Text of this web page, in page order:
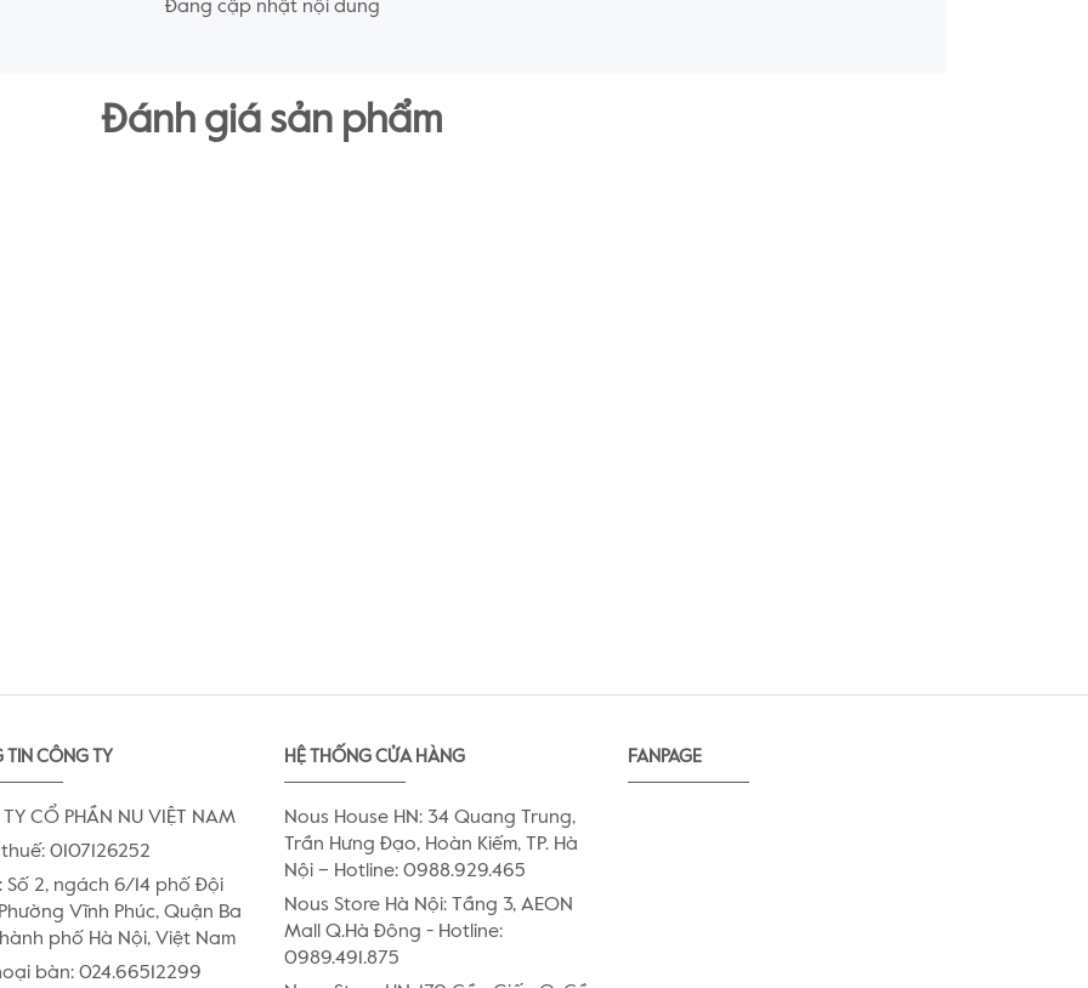
Đang cập nhật nội dung
Đánh giá sản phẩm
TIN CÔNG TY
CỔ PHẦN NU VIỆT NAM
0107126252
Số 2, ngách 6/14 phố Đội
Vĩnh Phúc, Quận Ba
phố Hà Nội, Việt Nam
bàn: 024.66512299
HỆ THỐNG CỬA HÀNG
Nous House HN: 34 Quang Trung,
Trần Hưng Đạo, Hoàn Kiếm, TP. Hà
Nội – Hotline: 0988.929.465
Nous Store Hà Nội: Tầng 3, AEON
Mall Q.Hà Đông - Hotline:
0989.491.875
FANPAGE